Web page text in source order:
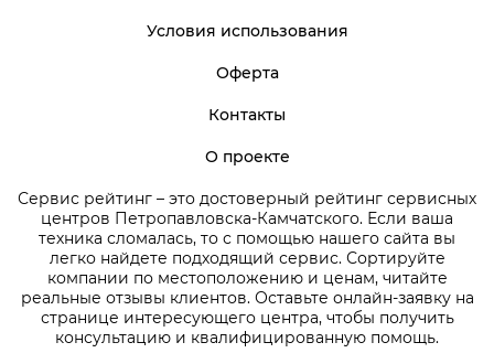
Сервис рейтинг – это достоверный рейтинг сервисных
центров Петропавловска-Камчатского. Если ваша
техника сломалась, то с помощью нашего сайта вы
легко найдете подходящий сервис. Сортируйте
компании по местоположению и ценам, читайте
реальные отзывы клиентов. Оставьте онлайн-заявку на
странице интересующего центра, чтобы получить
консультацию и квалифицированную помощь.
Условия использования
Оферта
Контакты
О проекте